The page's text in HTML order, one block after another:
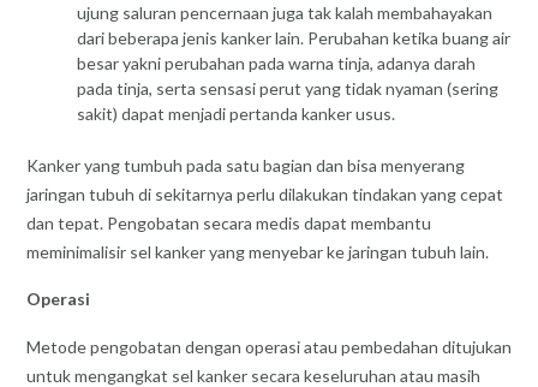
ujung saluran pencernaan juga tak kalah membahayakan
dari beberapa jenis kanker lain. Perubahan ketika buang air
besar yakni perubahan pada warna tinja, adanya darah
pada tinja, serta sensasi perut yang tidak nyaman (sering
sakit) dapat menjadi pertanda kanker usus.
Kanker yang tumbuh pada satu bagian dan bisa menyerang
jaringan tubuh di sekitarnya perlu dilakukan tindakan yang cepat
dan tepat. Pengobatan secara medis dapat membantu
meminimalisir sel kanker yang menyebar ke jaringan tubuh lain.
Operasi
Metode pengobatan dengan operasi atau pembedahan ditujukan
untuk mengangkat sel kanker secara keseluruhan atau masih